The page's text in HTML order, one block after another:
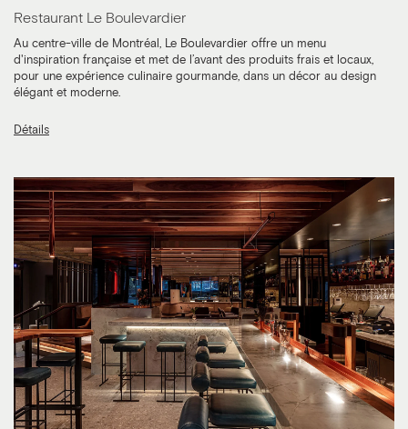
Restaurant Le Boulevardier
Au centre-ville de Montréal, Le Boulevardier offre un menu
d'inspiration française et met de l’avant des produits frais et locaux,
pour une expérience culinaire gourmande, dans un décor au design
élégant et moderne.
Détails